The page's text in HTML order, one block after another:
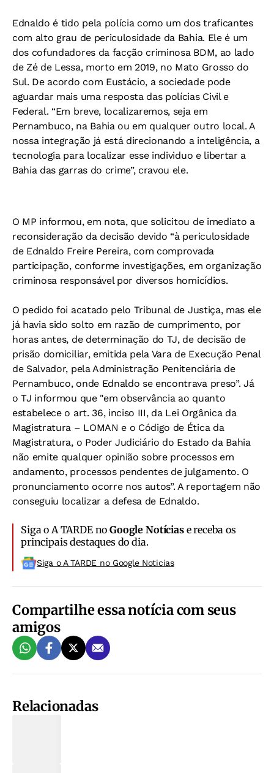
Ednaldo é tido pela polícia como um dos traficantes
com alto grau de periculosidade da Bahia. Ele é um
dos cofundadores da facção criminosa BDM, ao lado
de Zé de Lessa, morto em 2019, no Mato Grosso do
Sul. De acordo com Eustácio, a sociedade pode
aguardar mais uma resposta das polícias Civil e
Federal. “Em breve, localizaremos, seja em
Pernambuco, na Bahia ou em qualquer outro local. A
nossa integração já está direcionando a inteligência, a
tecnologia para localizar esse individuo e libertar a
Bahia das garras do crime”, cravou ele.
O MP informou, em nota, que solicitou de imediato a
reconsideração da decisão devido “à periculosidade
de Ednaldo Freire Pereira, com comprovada
participação, conforme investigações, em organização
criminosa responsável por diversos homicídios.
O pedido foi acatado pelo Tribunal de Justiça, mas ele
já havia sido solto em razão de cumprimento, por
horas antes, de determinação do TJ, de decisão de
prisão domiciliar, emitida pela Vara de Execução Penal
de Salvador, pela Administração Penitenciária de
Pernambuco, onde Ednaldo se encontrava preso”. Já
o TJ informou que "em observância ao quanto
estabelece o art. 36, inciso III, da Lei Orgânica da
Magistratura – LOMAN e o Código de Ética da
Magistratura, o Poder Judiciário do Estado da Bahia
não emite qualquer opinião sobre processos em
andamento, processos pendentes de julgamento. O
pronunciamento ocorre nos autos”. A reportagem não
conseguiu localizar a defesa de Ednaldo.
Siga o A TARDE noGoogle Notíciase receba os
principais destaques do dia.
Siga o A TARDE no Google Noticias
Compartilhe essa notícia com seus
amigos
Relacionadas